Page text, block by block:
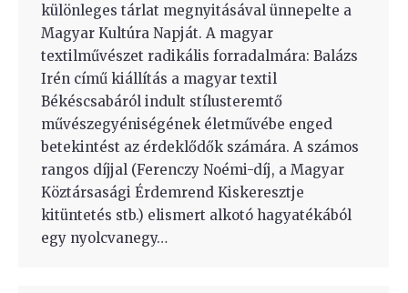
különleges tárlat megnyitásával ünnepelte a
Magyar Kultúra Napját. A magyar
textilművészet radikális forradalmára: Balázs
Irén című kiállítás a magyar textil
Békéscsabáról indult stílusteremtő
művészegyéniségének életművébe enged
betekintést az érdeklődők számára. A számos
rangos díjjal (Ferenczy Noémi-díj, a Magyar
Köztársasági Érdemrend Kiskeresztje
kitüntetés stb.) elismert alkotó hagyatékából
egy nyolcvanegy…